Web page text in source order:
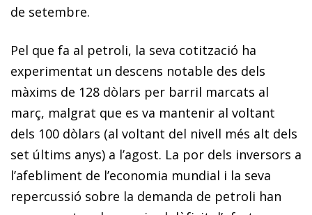
de setembre.
Pel que fa al petroli, la seva cotització ha
experimentat un descens notable des dels
màxims de 128 dòlars per barril marcats al
març, malgrat que es va mantenir al voltant
dels 100 dòlars (al voltant del nivell més alt dels
set últims anys) a l’agost. La por dels inversors a
l’afebliment de l’economia mundial i la seva
repercussió sobre la demanda de petroli han